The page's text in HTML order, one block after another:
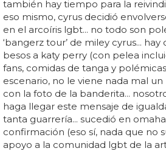
también hay tiempo para la
eso mismo, cyrus decidió
en el arcoíris lgbt... no todo son
‘bangerz tour’ de miley cyrus...
besos a katy perry (con pelea
fans, comidas de tanga y
escenario, no le viene nada mal
con la foto de la banderita...
haga llegar este mensaje de
tanta guarrería... sucedió en
confirmación (eso sí, nada que no
apoyo a la comunidad lgbt de la